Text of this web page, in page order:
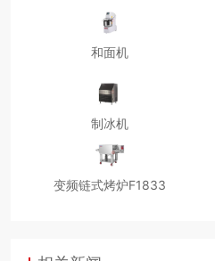
和面机
制冰机
变频链式烤炉F1833